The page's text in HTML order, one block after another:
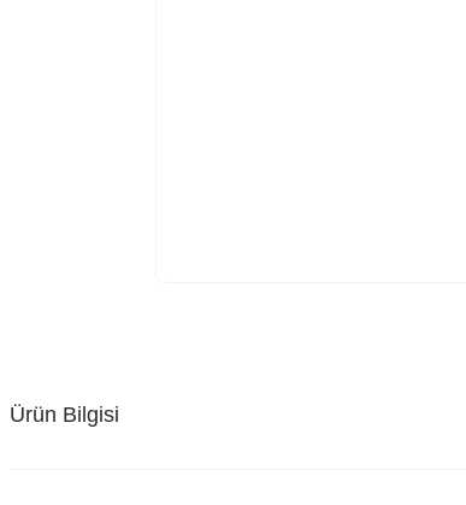
Ürün Bilgisi